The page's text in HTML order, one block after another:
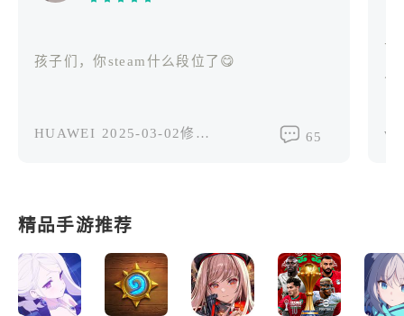
孩子们，你steam什么段位了😋
HUAWEI 2025-03-02修改过 65
精品手游推荐